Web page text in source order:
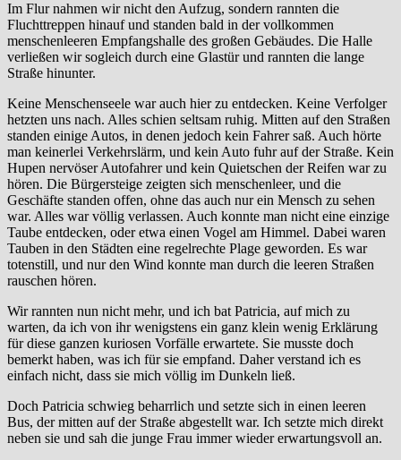
Im Flur nahmen wir nicht den Aufzug, sondern rannten die
Fluchttreppen hinauf und standen bald in der vollkommen
menschenleeren Empfangshalle des großen Gebäudes. Die Halle
verließen wir sogleich durch eine Glastür und rannten die lange
Straße hinunter.
Keine Menschenseele war auch hier zu entdecken. Keine Verfolger
hetzten uns nach. Alles schien seltsam ruhig. Mitten auf den Straßen
standen einige Autos, in denen jedoch kein Fahrer saß. Auch hörte
man keinerlei Verkehrslärm, und kein Auto fuhr auf der Straße. Kein
Hupen nervöser Autofahrer und kein Quietschen der Reifen war zu
hören. Die Bürgersteige zeigten sich menschenleer, und die
Geschäfte standen offen, ohne das auch nur ein Mensch zu sehen
war. Alles war völlig verlassen. Auch konnte man nicht eine einzige
Taube entdecken, oder etwa einen Vogel am Himmel. Dabei waren
Tauben in den Städten eine regelrechte Plage geworden. Es war
totenstill, und nur den Wind konnte man durch die leeren Straßen
rauschen hören.
Wir rannten nun nicht mehr, und ich bat Patricia, auf mich zu
warten, da ich von ihr wenigstens ein ganz klein wenig Erklärung
für diese ganzen kuriosen Vorfälle erwartete. Sie musste doch
bemerkt haben, was ich für sie empfand. Daher verstand ich es
einfach nicht, dass sie mich völlig im Dunkeln ließ.
Doch Patricia schwieg beharrlich und setzte sich in einen leeren
Bus, der mitten auf der Straße abgestellt war. Ich setzte mich direkt
neben sie und sah die junge Frau immer wieder erwartungsvoll an.